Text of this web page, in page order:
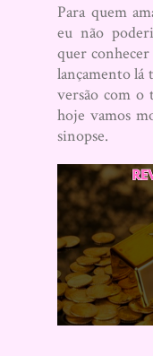
Para quem
eu não
quer
lançamento lá
versão com o
hoje vamos
sinopse.